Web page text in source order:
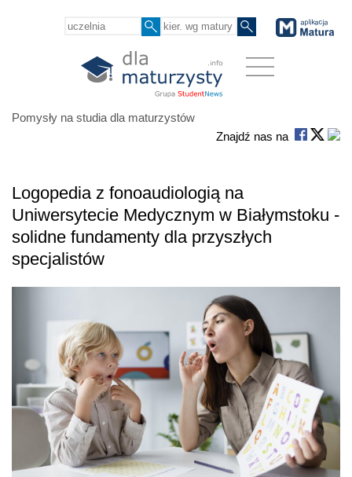
Pomysły na studia dla maturzystów
Znajdź nas na
Logopedia z fonoaudiologią na
Uniwersytecie Medycznym w Białymstoku -
solidne fundamenty dla przyszłych
specjalistów